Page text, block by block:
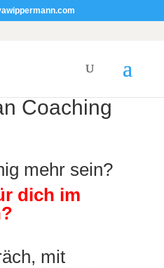
Coaching
mehr sein?
dich im
mit